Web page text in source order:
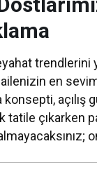
trendlerini
en
konsepti,
tatile çıkarken